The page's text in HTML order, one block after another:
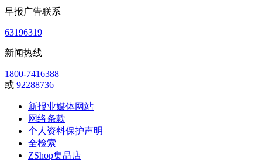
早报广告联系
63196319
新闻热线
1800-7416388
或 92288736
新报业媒体网站
网络条款
个人资料保护声明
全检索
ZShop集品店